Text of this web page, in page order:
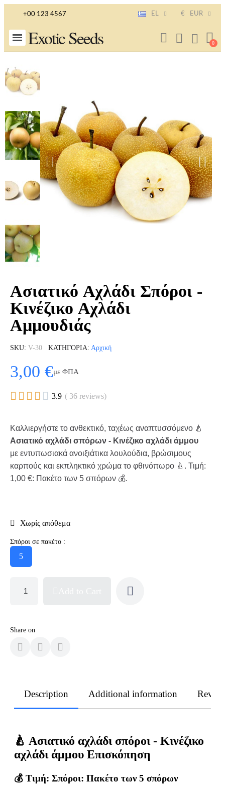
+00 123 4567 EL € EUR
Exotic Seeds
Ασιατικό Αχλάδι Σπόροι -
Κινέζικο Αχλάδι
Αμμουδιάς
SKU V-30 ΚΑΤΗΓΟΡΊΑ Αρχική
3,00 €με ΦΠΑ
     3.9 ( 36 reviews)
Καλλιεργήστε το ανθεκτικό, ταχέως αναπτυσσόμενο 🍐
Ασιατικό αχλάδι σπόρων - Κινέζικο αχλάδι άμμου
με εντυπωσιακά ανοιξιάτικα λουλούδια, βρώσιμους
καρπούς και εκπληκτικό χρώμα το φθινόπωρο 🍐. Τιμή:
1,00 €: Πακέτο των 5 σπόρων 💰.
Χωρίς απόθεμα
Σπόροι σε πακέτο :
5
Share on
Description Additional information
🍐 Ασιατικό αχλάδι σπόροι - Κινέζικο
αχλάδι άμμου Επισκόπηση
💰 Τιμή: Σπόροι: Πακέτο των 5 σπόρων